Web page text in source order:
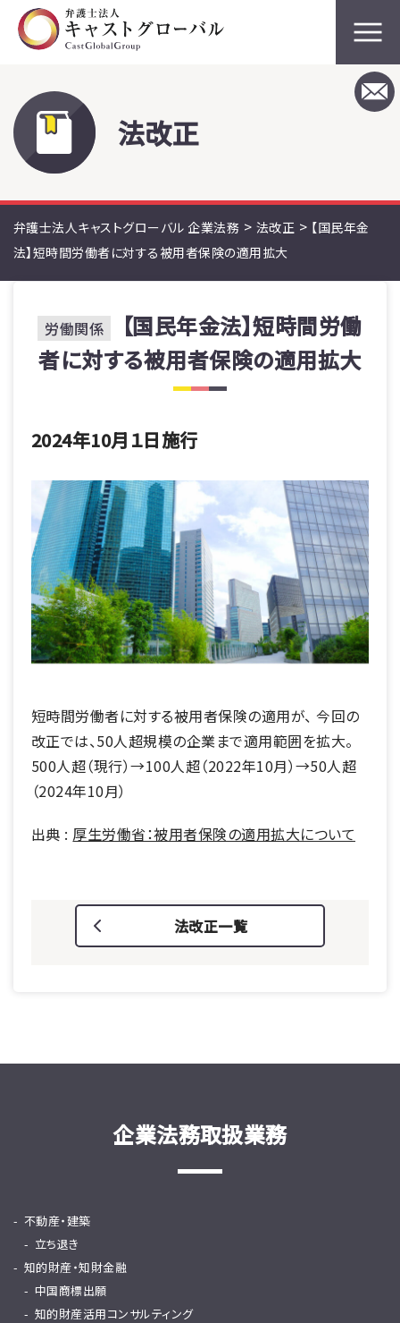
法改正
弁護士法人キャストグローバル 企業法務 > 法改正 > 【国民年金
法】短時間労働者に対する被用者保険の適用拡大
労働関係
【国民年金法】短時間労働
者に対する被用者保険の適用拡大
2024年10月１日施行
短時間労働者に対する被用者保険の適用が、 今回の
改正では、50人超規模の企業まで適用範囲を拡大。
500人超（現行）→100人超（2022年10月）→50人超
（2024年10月）
出典 : 厚生労働省：被用者保険の適用拡大について
法改正一覧
企業法務取扱業務
不動産・建築
立ち退き
知的財産・知財金融
中国商標出願
知的財産活用コンサルティング